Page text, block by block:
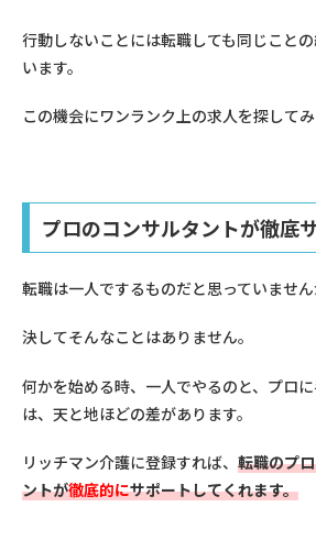
行動しないことには転職しても同じこと
います。
この機会にワンランク上の求人を探してみ
プロのコンサルタントが徹底
転職は一人でするものだと思っていません
決してそんなことはありません。
何かを始める時、一人でやるのと、プロ
は、天と地ほどの差があります。
リッチマン介護に登録すれば、 転職のプ
ントが徹底的にサポートしてくれます。